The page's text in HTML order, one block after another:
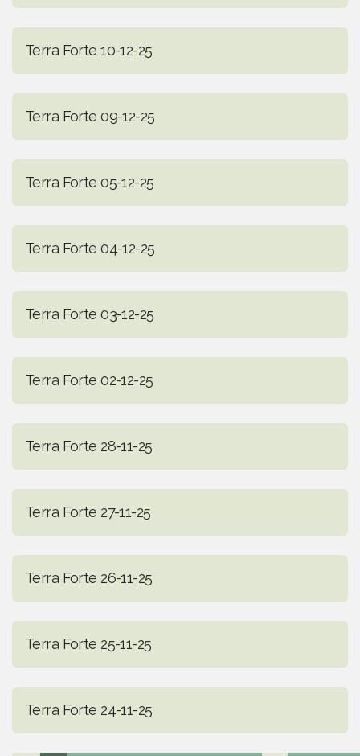
Terra Forte 10-12-25
Terra Forte 09-12-25
Terra Forte 05-12-25
Terra Forte 04-12-25
Terra Forte 03-12-25
Terra Forte 02-12-25
Terra Forte 28-11-25
Terra Forte 27-11-25
Terra Forte 26-11-25
Terra Forte 25-11-25
Terra Forte 24-11-25